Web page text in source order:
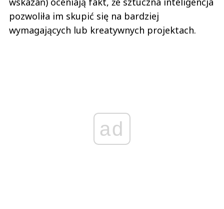
pozwoliła im skupić się na bardziej
wymagających lub kreatywnych projektach.
ad